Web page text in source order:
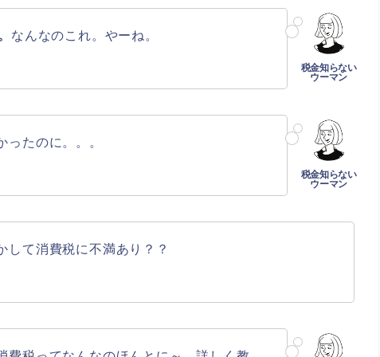
なんなのこれ。やーね。
ったのに。。。
して消費税に不満あり？？